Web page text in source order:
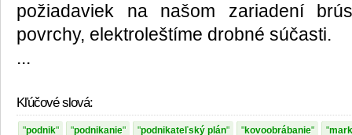
požiadaviek na našom zariadení
povrchy, elektroleštíme drobné súčasti.
...
Kľúčové slová:
podnik podnikanie podnikateľský plán kovoobrábanie